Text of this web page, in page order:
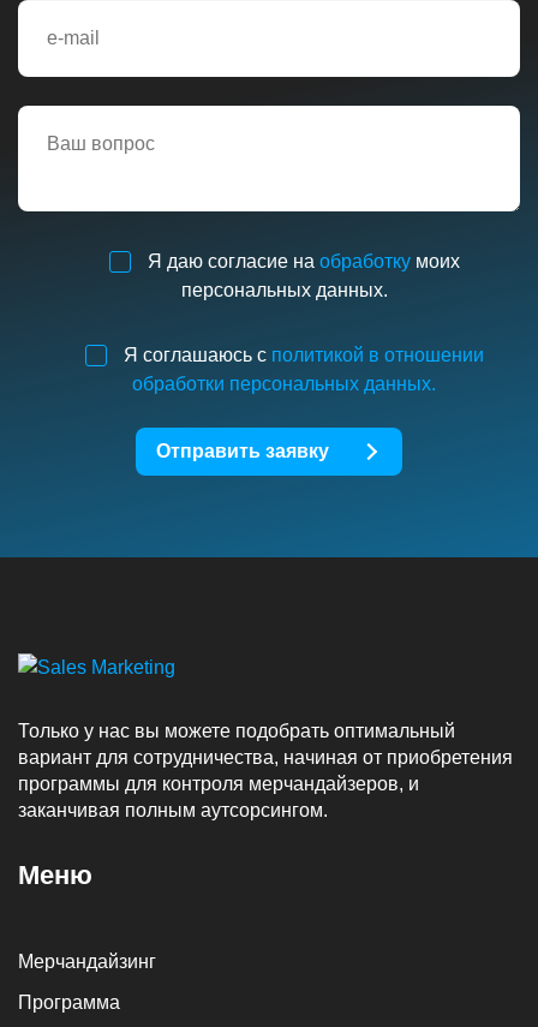
Я даю согласие на обработкумоих
персональных данных.
Я соглашаюсь с политикой в отношении
обработки персональных данных.
Отправить заявку
Только у нас вы можете подобрать оптимальный
вариант для сотрудничества, начиная от приобретения
программы для контроля мерчандайзеров, и
заканчивая полным аутсорсингом.
Меню
Мерчандайзинг
Программа